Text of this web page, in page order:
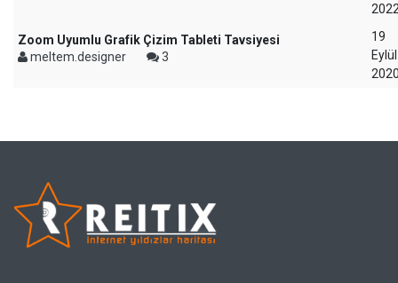
Zoom Uyumlu Grafik Çizim Tableti Tavsiyesi
meltem.designer
3
19
Eylül